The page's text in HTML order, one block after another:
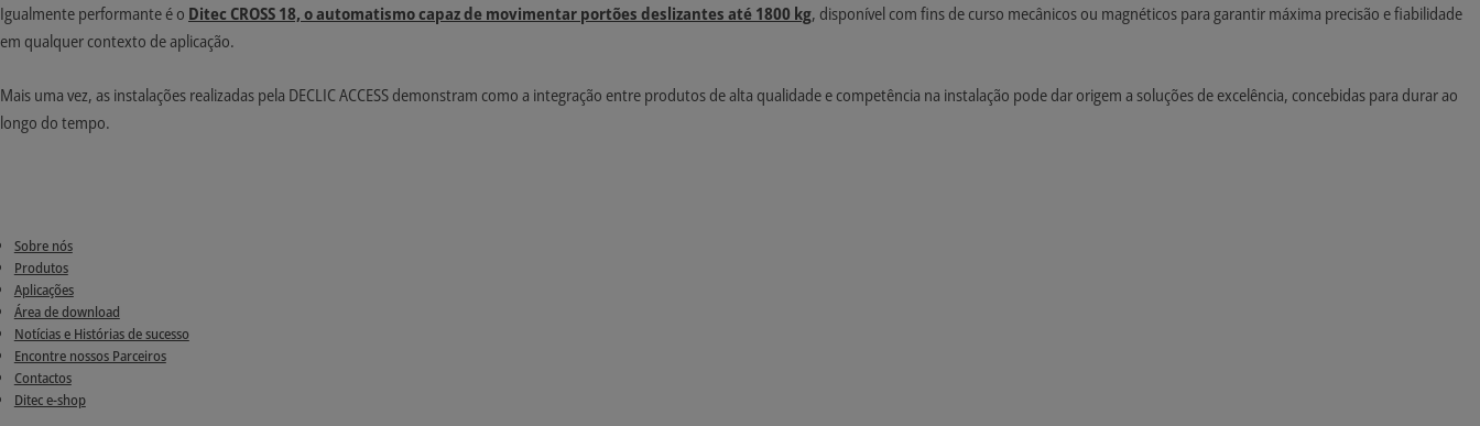
Igualmente performante é o Ditec CROSS 18, o automatismo capaz de movimentar portões deslizantes até 1800 kg, disponível com fins de curso mecânicos ou magnéticos para garantir máxima precisão e fiabilidade
em qualquer contexto de aplicação.
Mais uma vez, as instalações realizadas pela DECLIC ACCESS demonstram como a integração entre produtos de alta qualidade e competência na instalação pode dar origem a soluções de excelência, concebidas para durar ao
longo do tempo.
Sobre nós
Produtos
Aplicações
Área de download
Notícias e Histórias de sucesso
Encontre nossos Parceiros
Contactos
Ditec e-shop